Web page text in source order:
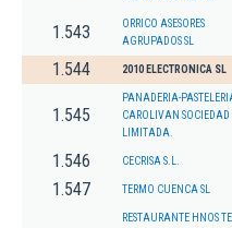
1.543
ORRICO ASESORES
AGRUPADOS SL
1.544 2010 ELECTRONICA SL
1.545
PANADERIA-
CAROLIVAN SOCIEDAD
LIMITADA.
1.546 CECRISA S.L.
1.547 TERMO CUENCA SL
RESTAURANTE HNOS